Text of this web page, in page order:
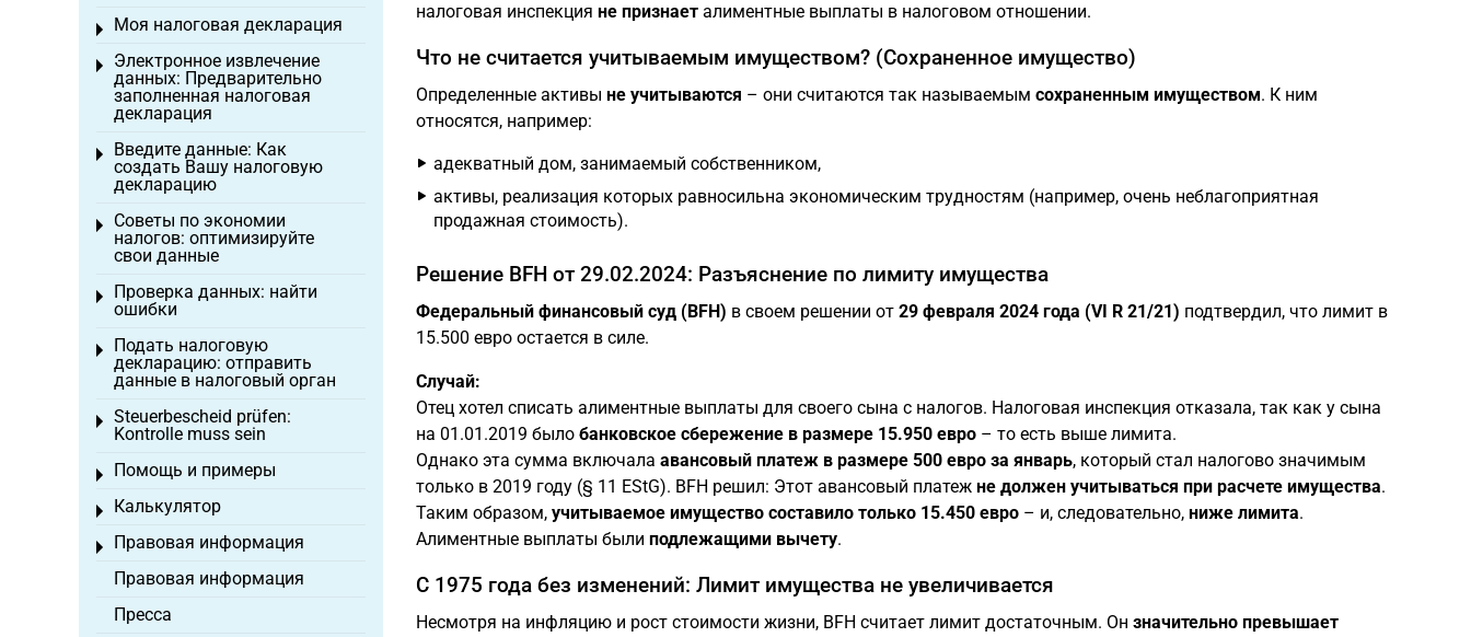
налоговая инспекция не признаеталиментные выплаты в налоговом отношении.
Что не считается учитываемым имуществом? (Сохраненное имущество)
Определенные активы не учитываются – они считаются так называемым сохраненным имуществом. К ним
относятся, например:
адекватный дом, занимаемый собственником,
активы, реализация которых равносильна экономическим трудностям (например, очень неблагоприятная
продажная стоимость).
Решение BFH от 29.02.2024: Разъяснение по лимиту имущества
Федеральный финансовый суд (BFH) в своем решении от 29 февраля 2024 года (VI R 21/21) подтвердил, что лимит в
15.500 евро остается в силе.
Случай:
Отец хотел списать алиментные выплаты для своего сына с налогов. Налоговая инспекция отказала, так как у сына
на 01.01.2019 было банковское сбережение в размере 15.950 евро– то есть выше лимита.
Однако эта сумма включала авансовый платеж в размере 500 евро за январь, который стал налогово значимым
только в 2019 году (§ 11 EStG). BFH решил: Этот авансовый платеж не должен учитываться при расчете имущества.
Таким образом, учитываемое имущество составило только 15.450 евро– и, следовательно, ниже лимита.
Алиментные выплаты были подлежащими вычету.
С 1975 года без изменений: Лимит имущества не увеличивается
Несмотря на инфляцию и рост стоимости жизни, BFH считает лимит достаточным. Он значительно превышает
Моя налоговая декларация
Toggle menu
Электронное извлечение
данных: Предварительно
заполненная налоговая
декларация
Toggle menu
Введите данные: Как
создать Вашу налоговую
декларацию
Toggle menu
Советы по экономии
налогов: оптимизируйте
свои данные
Toggle menu
Проверка данных: найти
ошибки
Toggle menu
Подать налоговую
декларацию: отправить
данные в налоговый орган
Toggle menu
Steuerbescheid prüfen:
Kontrolle muss sein
Toggle menu
Помощь и примеры
Toggle menu
Калькулятор
Toggle menu
Правовая информация
Toggle menu
Правовая информация
Пресса